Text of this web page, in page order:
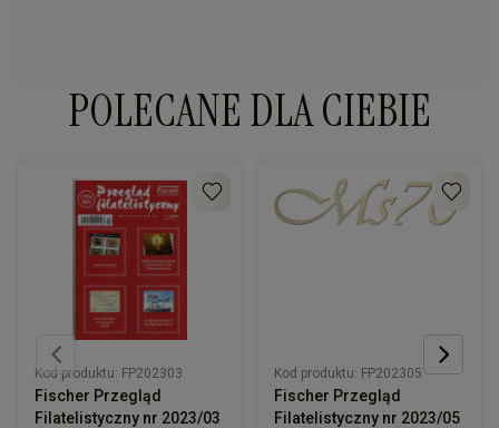
POLECANE DLA CIEBIE
Kod produktu: FP202303
Fischer Przegląd
Filatelistyczny nr 2023/03
Kod produktu: FP202305
Fischer Przegląd
Filatelistyczny nr 2023/05